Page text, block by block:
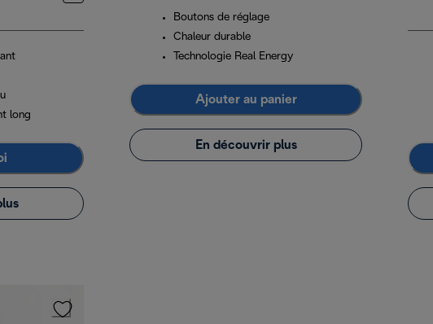
long
Boutons de réglage
Chaleur durable
Technologie Real Energy
Ajouter au panier
En découvrir plus